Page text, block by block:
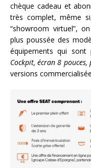
chèque cadeau et
très complet, même
“showroom virtuel”,
plus poussée des
équipements qui
Cockpit, écran 8 pouces,
versions